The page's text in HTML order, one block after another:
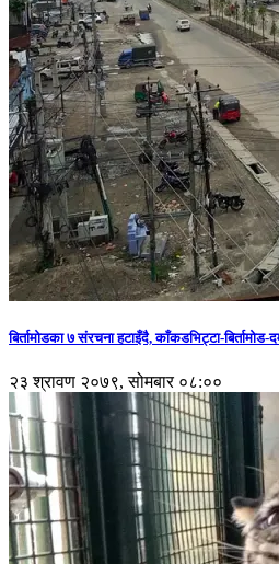
बिर्तामोडका ७ संरचना हटाइँदै, काँकडभिट्टा-
२३ श्रावण २०७९, सोमबार ०८:००